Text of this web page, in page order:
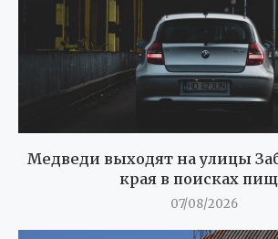
Медведи выходят на улицы
края в поисках
07/08/2026